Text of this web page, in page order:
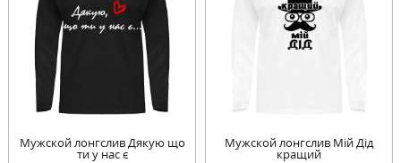
Мужской лонгслив Дякую що
ти у нас є
Мужской лонгслив Мій Дід
кращий